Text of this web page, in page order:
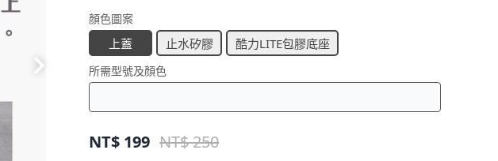
顏色圖案
上蓋 止水矽膠 酷力LITE包膠底座
所需型號及顏色
NT$ 199 NT$ 250